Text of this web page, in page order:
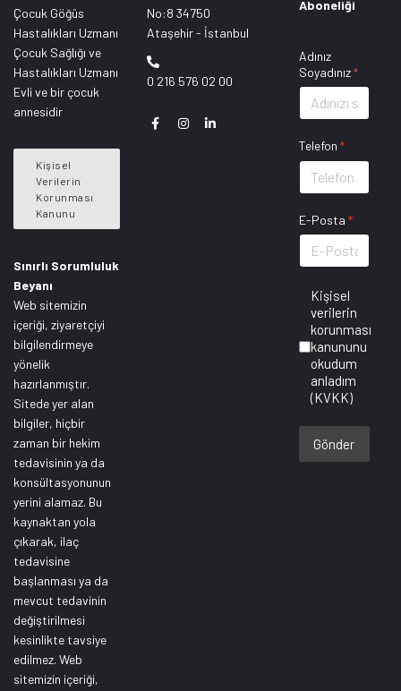
Çocuk Göğüs
Hastalıkları Uzmanı
Çocuk Sağlığı ve
Hastalıkları Uzmanı
Evli ve bir çocuk
annesidir
Kişisel
Verilerin
Korunması
Kanunu
Sınırlı Sorumluluk
Beyanı
Web sitemizin
içeriği, ziyaretçiyi
bilgilendirmeye
yönelik
hazırlanmıştır.
Sitede yer alan
bilgiler, hiçbir
zaman bir hekim
tedavisinin ya da
konsültasyonunun
yerini alamaz. Bu
kaynaktan yola
çıkarak, ilaç
tedavisine
başlanması ya da
mevcut tedavinin
değiştirilmesi
kesinlikte tavsiye
edilmez. Web
sitemizin içeriği,
No:8 34750
Ataşehir - İstanbul
0 216 576 02 00
Aboneliği
Adınız
Soyadınız*
Telefon *
E-Posta *
Kişisel
verilerin
korunması
kanununu
okudum
anladım
(KVKK)
Gönder